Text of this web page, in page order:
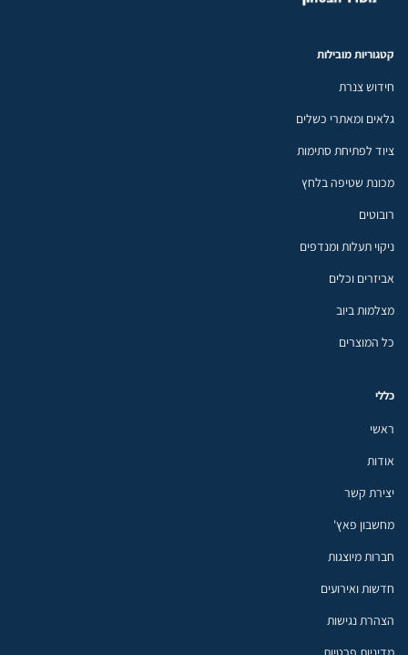
קטגוריות מובילות
חידוש צנרת
גלאים ומאתרי כשלים
ציוד לפתיחת סתימות
מכונת שטיפה בלחץ
רובוטים
ניקוי תעלות ומנדפים
אביזרים וכלים
מצלמות ביוב
כל המוצרים
כללי
ראשי
אודות
יצירת קשר
מחשבון פאץ'
חברות מיוצגות
חדשות ואירועים
הצהרת נגישות